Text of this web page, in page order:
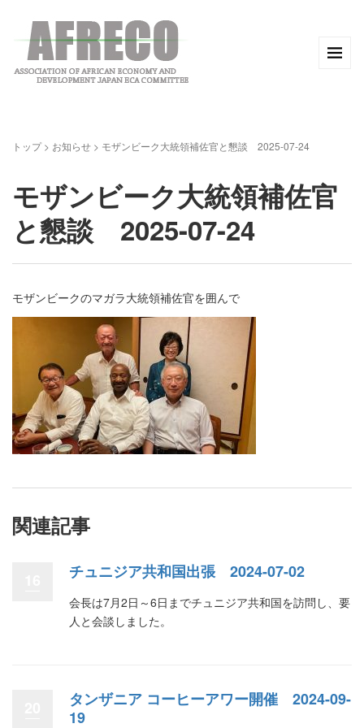
トップ> お知らせ > モザンビーク大統領補佐官と懇談 2025-07-24
モザンビーク大統領補佐官
と懇談 2025-07-24
モザンビークのマガラ大統領補佐官を囲んで
関連記事
チュニジア共和国出張 2024-07-02
会長は7月2日～6日までチュニジア共和国を訪問し、要
人と会談しました。
タンザニア コーヒーアワー開催 2024-09-
19